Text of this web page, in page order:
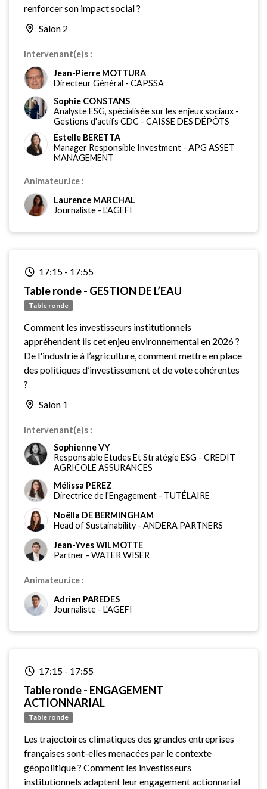
renforcer son impact social ?
Salon 2
Intervenant(e)s :
Jean-Pierre MOTTURA
Directeur Général - CAPSSA
Sophie CONSTANS
Analyste ESG, spécialisée sur les enjeux sociaux -
Gestions d'actifs CDC - CAISSE DES DÉPÔTS
Estelle BERETTA
Manager Responsible Investment - APG ASSET
MANAGEMENT
Animateur.ice :
Laurence MARCHAL
Journaliste - L'AGEFI
17:15 - 17:55
Table ronde - GESTION DE L’EAU
Table ronde
Comment les investisseurs institutionnels
appréhendent ils cet enjeu environnemental en 2026 ?
De l'industrie à l’agriculture, comment mettre en place
des politiques d’investissement et de vote cohérentes
?
Salon 1
Intervenant(e)s :
Sophienne VY
Responsable Etudes Et Stratégie ESG - CREDIT
AGRICOLE ASSURANCES
Mélissa PEREZ
Directrice de l'Engagement - TUTÉLAIRE
Noëlla DE BERMINGHAM
Head of Sustainability - ANDERA PARTNERS
Jean-Yves WILMOTTE
Partner - WATER WISER
Animateur.ice :
Adrien PAREDES
Journaliste - L'AGEFI
17:15 - 17:55
Table ronde - ENGAGEMENT
ACTIONNARIAL
Table ronde
Les trajectoires climatiques des grandes entreprises
françaises sont-elles menacées par le contexte
géopolitique ? Comment les investisseurs
institutionnels adaptent leur engagement actionnarial